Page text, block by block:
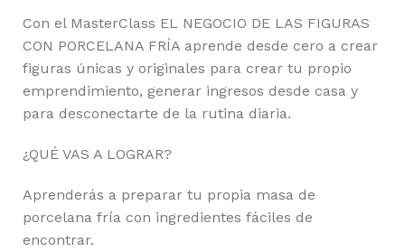
Con el MasterClass EL NEGOCIO DE LAS FIGURAS
CON PORCELANA FRÍA aprende desde cero a crear
figuras únicas y originales para crear tu propio
emprendimiento, generar ingresos desde casa y
para desconectarte de la rutina diaria.
¿QUÉ VAS A LOGRAR?
Aprenderás a preparar tu propia masa de
porcelana fría con ingredientes fáciles de
encontrar.